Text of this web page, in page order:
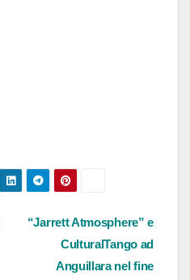
“Jarrett Atmosphere” e
CulturalTango ad
Anguillara nel fine